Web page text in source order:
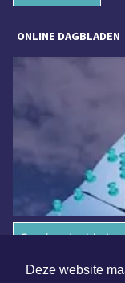
Deze website
ONLINE DAGBLADEN
Overige